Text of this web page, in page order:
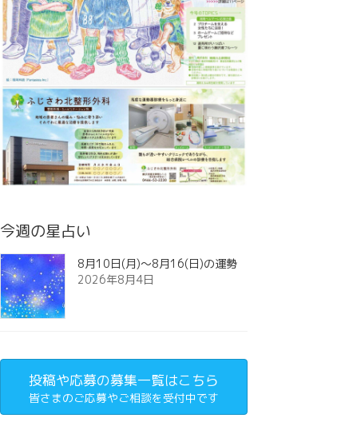
今週の星占い
8月10日(月)～8月16(日)の運勢
2026年8月4日
投稿や応募の募集一覧はこちら
皆さまのご応募やご相談を受付中です